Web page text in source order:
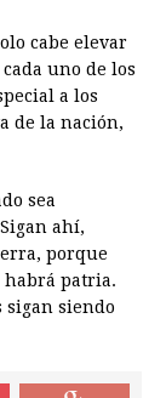
cabe elevar
uno de los
a los
de la nación,
sea
ahí,
porque
habrá patria.
sigan siendo